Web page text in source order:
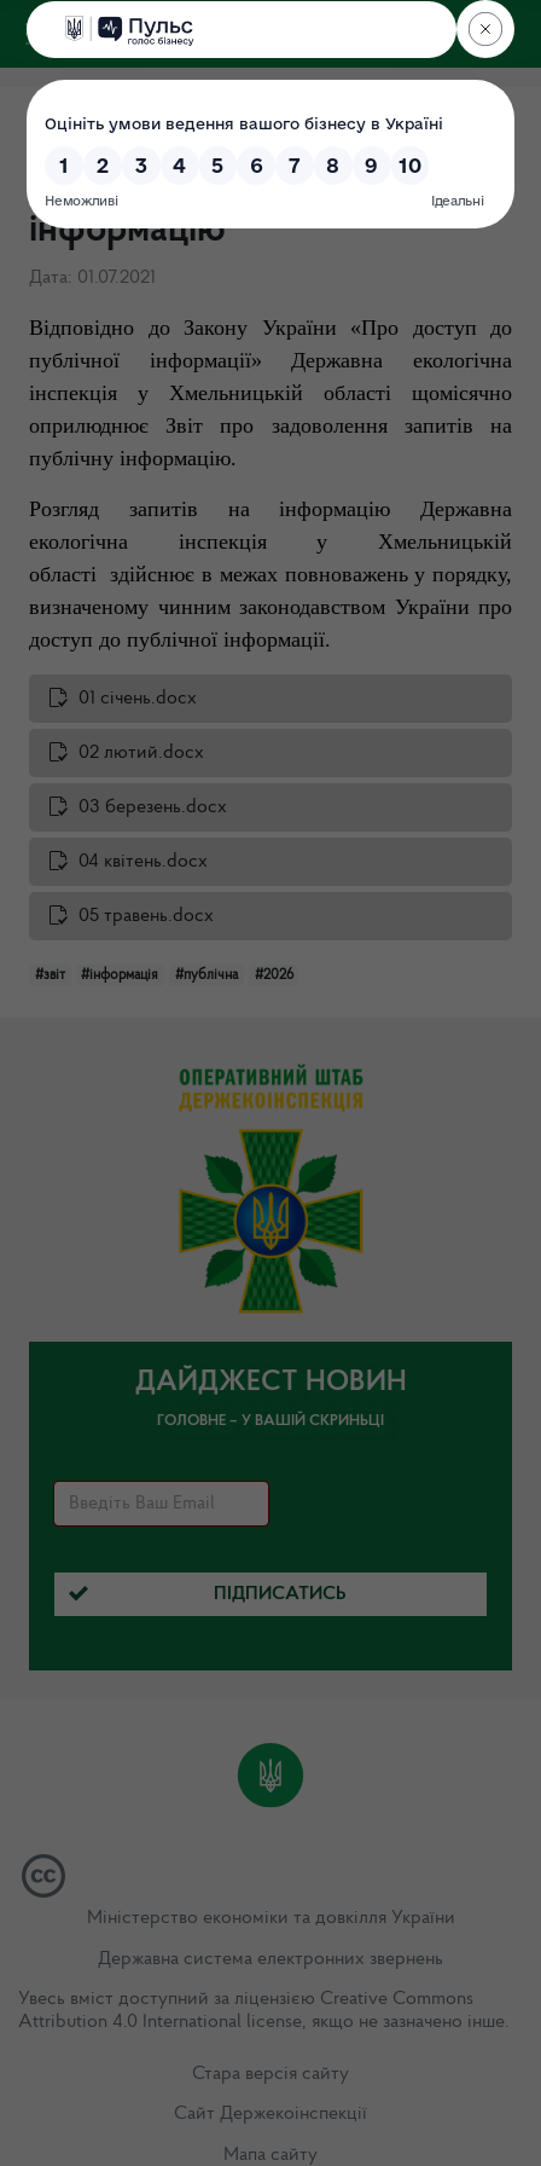
ДЕРЖЕКОІНСПЕКЦІЯ
у Хмельницькій області
Звіти про надходження
запитів на публічну
інформацію
Дата: 01.07.2021
Відповідно до Закону України «Про доступ до
публічної інформації» Державна екологічна
інспекція у Хмельницькій області щомісячно
оприлюднює Звіт про задоволення запитів на
публічну інформацію.
Розгляд запитів на інформацію Державна
екологічна інспекція у Хмельницькій
області здійснює в межах повноважень у порядку,
визначеному чинним законодавством України про
доступ до публічної інформації.
01 січень.docx
02 лютий.docx
03 березень.docx
04 квітень.docx
05 травень.docx
#звіт #інформація #публічна #2026
ДАЙДЖЕСТ НОВИН
ГОЛОВНЕ – У ВАШІЙ СКРИНЬЦІ
ПІДПИСАТИСЬ
Міністерство економіки та довкілля України
Державна система електронних звернень
Увесь вміст доступний за ліцензією Creative Commons
Attribution 4.0 International license, якщо не зазначено інше.
Стара версія сайту
Сайт Держекоінспекції
Мапа сайту